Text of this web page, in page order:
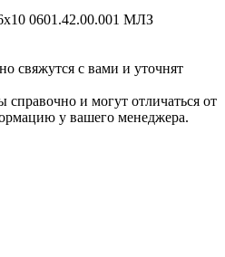
0601.42.00.001 МЛЗ
свяжутся с вами и уточнят
справочно и могут отличаться от
у вашего менеджера.